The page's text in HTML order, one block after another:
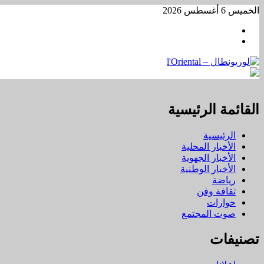
تخطي
المحتوى
الخميس 6 أغسطس 2026
القائمة الرئيسية
الرئيسية
الأخبار المحلية
الأخبار الجهوية
الأخبار الوطنية
رياضة
ثقافة وفن
حوارات
صوت المجتمع
تصنيفات